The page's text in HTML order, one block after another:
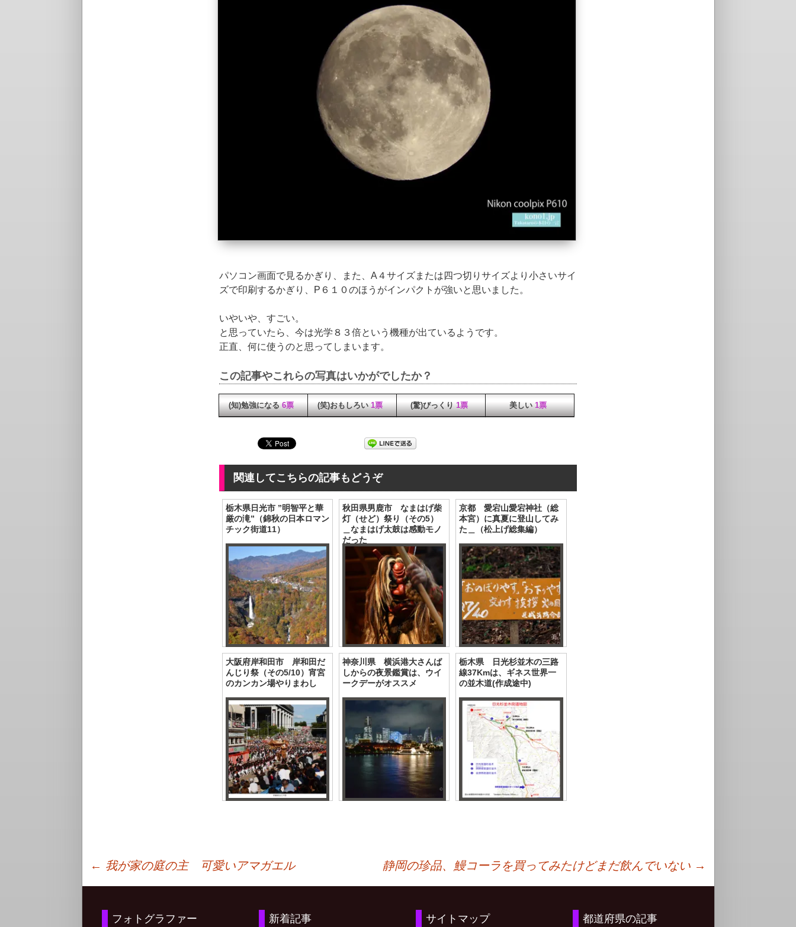
パソコン画面で見るかぎり、また、A４サイズまたは四つ切りサイズより小さいサイ
ズで印刷するかぎり、P６１０のほうがインパクトが強いと思いました。
いやいや、すごい。
と思っていたら、今は光学８３倍という機種が出ているようです。
正直、何に使うのと思ってしまいます。
この記事やこれらの写真はいかがでしたか？
(知)勉強になる 6票 (笑)おもしろい 1票 (驚)びっくり 1票 美しい 1票
関連してこちらの記事もどうぞ
栃木県日光市 ”明智平と華
厳の滝”（錦秋の日本ロマン
チック街道11）
秋田県男鹿市 なまはげ柴
灯（せど）祭り（その5）
＿なまはげ太鼓は感動モノ
だった
京都 愛宕山愛宕神社（総
本宮）に真夏に登山してみ
た＿（松上げ総集編）
大阪府岸和田市 岸和田だ
んじり祭（その5/10）宵宮
のカンカン場やりまわし
神奈川県 横浜港大さんば
しからの夜景鑑賞は、ウイ
ークデーがオススメ
栃木県 日光杉並木の三路
線37Kmは、ギネス世界一
の並木道(作成途中)
投
稿
← 我が家の庭の主 可愛いアマガエル 静岡の珍品、鰻コーラを買ってみたけどまだ飲んでいない →
フォトグラファー 新着記事 サイトマップ 都道府県の記事